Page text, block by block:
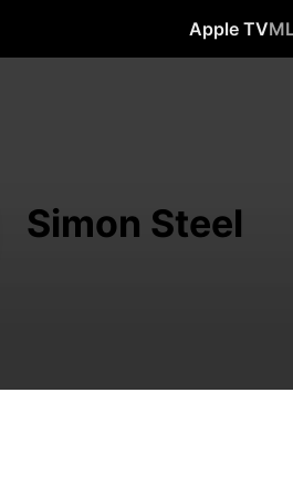
Apple TV
Simon Steel